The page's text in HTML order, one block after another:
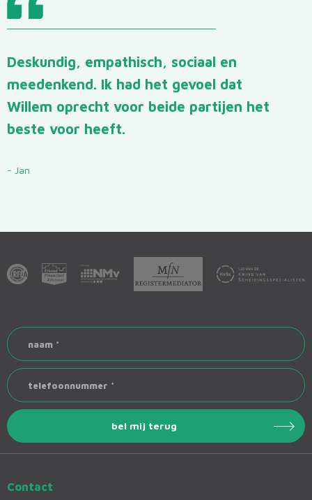
Scheiden en hypotheek
Scheiden en kinderen
Deskundig, empathisch, sociaal en
meedenkend. Ik had het gevoel dat
Willem oprecht voor beide partijen het
beste voor heeft.
- Jan
naam *
telefoonnummer *
Contact